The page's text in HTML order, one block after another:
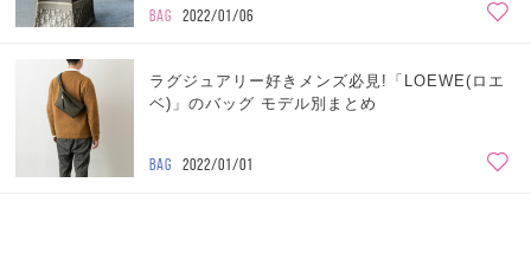
BAG 2022/01/06
ラグジュアリー好きメンズ必見!「LOEWE(ロエ
ベ)」のバッグ モデル別まとめ
BAG 2022/01/01